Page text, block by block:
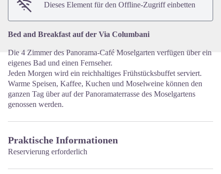
Dieses Element für den Offline-Zugriff einbetten
Bed and Breakfast auf der Via Columbani
Die 4 Zimmer des Panorama-Café Moselgarten verfügen über ein
eigenes Bad und einen Fernseher.
Jeden Morgen wird ein reichhaltiges Frühstücksbuffet serviert.
Warme Speisen, Kaffee, Kuchen und Moselweine können den
ganzen Tag über auf der Panoramaterrasse des Moselgartens
genossen werden.
Praktische Informationen
Reservierung erforderlich